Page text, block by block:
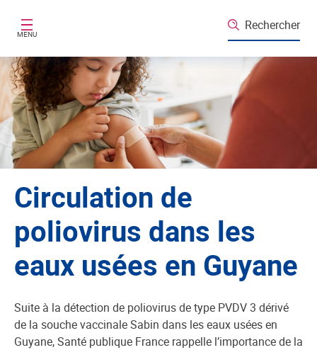
MENU
Rechercher
Circulation de
poliovirus dans les
eaux usées en Guyane
Suite à la détection de poliovirus de type PVDV 3 dérivé
de la souche vaccinale Sabin dans les eaux usées en
Guyane, Santé publique France rappelle l’importance de la